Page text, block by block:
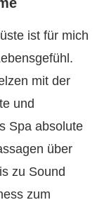
ist für mich
mit der
und
Spa absolute
über
zu Sound
zum